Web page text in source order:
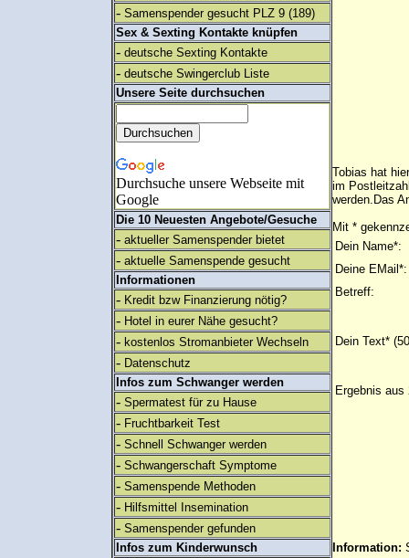
- Samenspender gesucht PLZ 9 (189)
Sex & Sexting Kontakte knüpfen
- deutsche Sexting Kontakte
- deutsche Swingerclub Liste
Unsere Seite durchsuchen
Durchsuche unsere Webseite mit
Google
Die 10 Neuesten Angebote/Gesuche
- aktueller Samenspender bietet
- aktuelle Samenspende gesucht
Informationen
- Kredit bzw Finanzierung nötig?
- Hotel in eurer Nähe gesucht?
- kostenlos Stromanbieter Wechseln
- Datenschutz
Infos zum Schwanger werden
- Spermatest für zu Hause
- Fruchtbarkeit Test
- Schnell Schwanger werden
- Schwangerschaft Symptome
- Samenspende Methoden
- Hilfsmittel Insemination
- Samenspender gefunden
Infos zum Kinderwunsch
Tobias hat
im
werden.Das
Mit *
Dein Name*:
Deine EMail*:
Betreff:
Dein Text*
Ergebnis aus
Information: